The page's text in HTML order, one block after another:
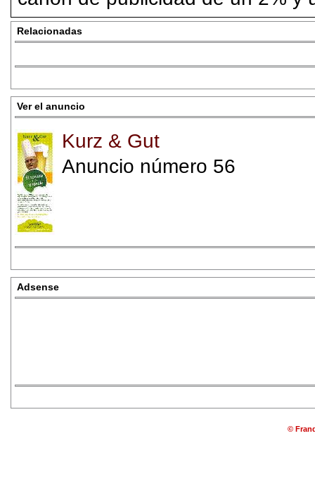
Relacionadas
Ver el anuncio
Kurz & Gut
Anuncio número 56
Adsense
©